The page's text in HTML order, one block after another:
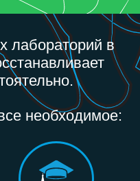
лабораторий в
необходимое: